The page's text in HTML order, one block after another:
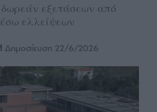
εξετάσεων από
ελλείψεων
Δημοσίευση 22/6/2026